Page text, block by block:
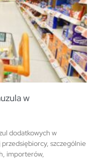
w
dodatkowych w
szczególnie
importerów,